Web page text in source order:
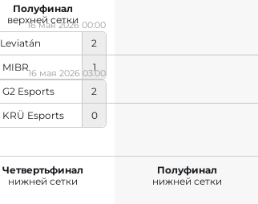
Leviatán
2
MIBR
1
16 мая 2026 00:00
G2 Esports
2
KRÜ Esports
0
16 мая 2026 03:00
Полуфинал
верхней сетки
Четвертьфинал
нижней сетки
Полуфинал
нижней сетки